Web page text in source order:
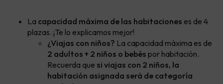
La capacidad máxima de las habitaciones es de 4
plazas. ¡Te lo explicamos mejor!
¿Viajas con niños? La capacidad máxima es de
2 adultos + 2 niños o bebés por habitación.
Recuerda que si viajas con 2 niños, la
habitación asignada será de categoría